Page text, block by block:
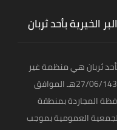
الخيرية بأحد ثربان
ثربان هي منظمة غير
ربحية تأسست في 27/06/1437هـ الموافق
بمحافظة المجاردة بمنطقة
العمومية بموجب